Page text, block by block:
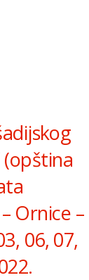
(opština
Ornice –
06, 07,